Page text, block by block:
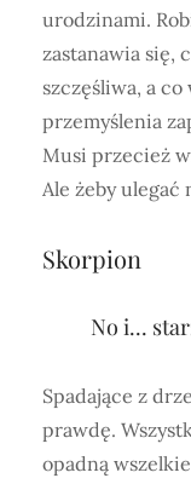
urodzinami.
zastanawia się,
szczęśliwa, a
przemyślenia
Musi przecież
Ale żeby ulegać
Skorpion
No i...
Spadające z
prawdę.
opadną